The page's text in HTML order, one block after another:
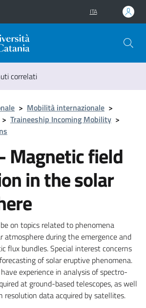
ITA
correlati
> Mobilità internazionale >
> Traineeship Incoming Mobility >
Magnetic field
in the solar
on topics related to phenomena
atmosphere during the emergence and
flux bundles. Special interest concerns
of solar eruptive phenomena.
experience in analysis of spectro-
at ground-based telescopes, as well
resolution data acquired by satellites.